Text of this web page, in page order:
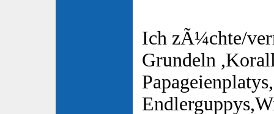
Ich zÃ¼chte/
Grundeln
Papageienplatys,